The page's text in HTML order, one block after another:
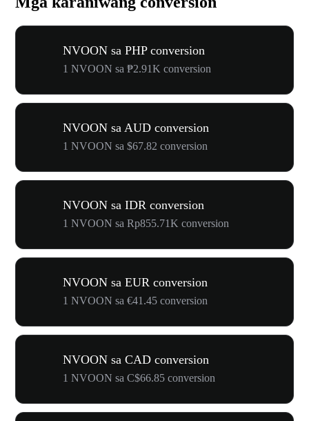
NVOON sa PHP conversion
1 NVOON sa ₱2.91K conversion
NVOON sa AUD conversion
1 NVOON sa $67.82 conversion
NVOON sa IDR conversion
1 NVOON sa Rp855.71K conversion
NVOON sa EUR conversion
1 NVOON sa €41.45 conversion
NVOON sa CAD conversion
1 NVOON sa C$66.85 conversion